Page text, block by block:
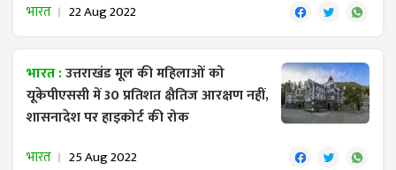
भारत 22 Aug 2022
भारत :उत्तराखंड मूल की महिलाओं को
यूकेपीएससी में 30 प्रतिशत क्षैतिज आरक्षण नहीं,
शासनादेश पर हाइकोर्ट की रोक
भारत 25 Aug 2022